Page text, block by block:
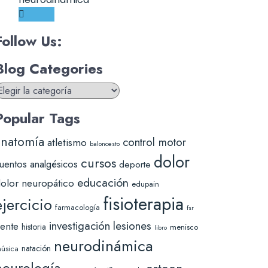
Us:
Categories
Categories
Tags
atletismo baloncesto control motor
analgésicos cursos deporte dolor
neuropático educación edupain
farmacología fisioterapia fsr
historia investigación lesiones libro menisco
natación neurodinámica